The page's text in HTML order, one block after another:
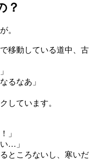
？
。
移動している道中、古
るなあ」
しています。
」
…」
ところないし、寒いだ